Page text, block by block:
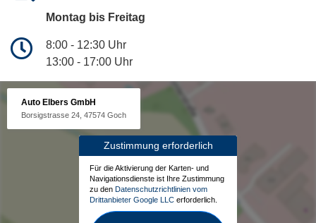
Montag bis Freitag
8:00 - 12:30 Uhr
13:00 - 17:00 Uhr
Auto Elbers GmbH
Borsigstrasse 24, 47574 Goch
Zustimmung erforderlich
Für die Aktivierung der Karten- und
Navigationsdienste ist Ihre Zustimmung
zu den Datenschutzrichtlinien vom
Drittanbieter Google LLC erforderlich.